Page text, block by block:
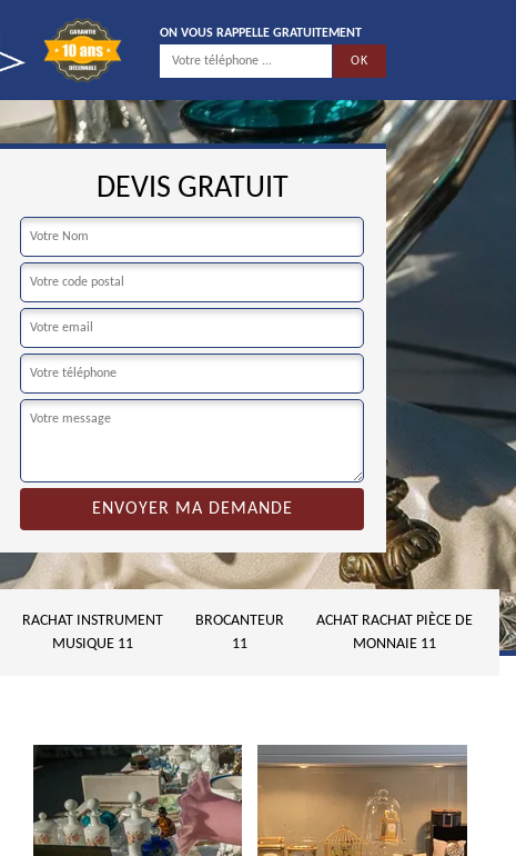
ON VOUS RAPPELLE GRATUITEMENT
DEVIS GRATUIT
RACHAT INSTRUMENT
MUSIQUE 11
BROCANTEUR
11
ACHAT RACHAT PIÈCE DE
MONNAIE 11